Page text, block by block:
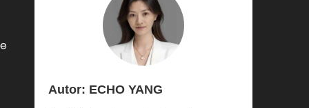
Autor: ECHO YANG